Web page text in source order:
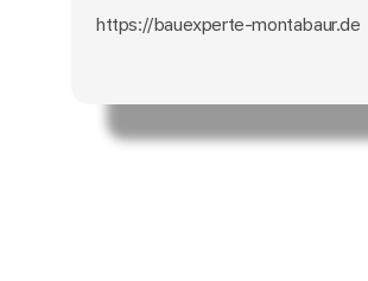
https://bauexperte-montabaur.de